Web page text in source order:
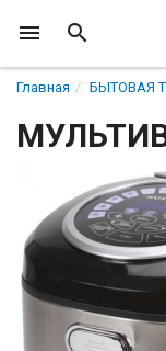
Главная БЫТОВАЯ